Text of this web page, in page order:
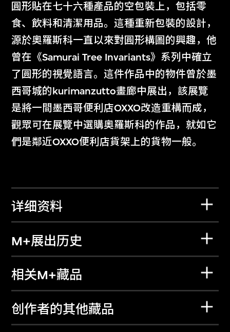
圓形貼在七十六種產品的空包裝上，包括零
食、飲料和清潔用品。這種重新包裝的設計，
源於奧羅斯科一直以來對圓形構圖的興趣，他
曾在《Samurai Tree Invariants》系列中確立
了圓形的視覺語言。這件作品中的物件曾於墨
西哥城的kurimanzutto畫廊中展出，該展覽
是將一間墨西哥便利店OXXO改造重構而成，
觀眾可在展覽中選購奧羅斯科的作品，就如它
們是鄰近OXXO便利店貨架上的貨物一般。
详细资料
M+展出历史
相关M+藏品
创作者的其他藏品